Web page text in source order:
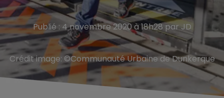
Publié : 4 novembre 2020 à 18h28 par JD
Crédit image: ©Communauté Urbaine de Dunkerque